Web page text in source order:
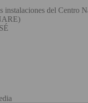
instalaciones del Centro